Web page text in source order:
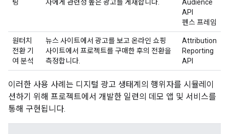
팅
자에게 관련성 높은 광고를 게재합니다.
Audience
API
펜스 프레임
원터치
전환 기
여 분석
뉴스 사이트에서 광고를 보고 온라인 쇼핑
사이트에서 프로젝트를 구매한 후의 전환을
측정합니다.
Attribution
Reporting
API
이러한 사용 사례는 디지털 광고 생태계의 행위자를 시뮬레이
션하기 위해 프로젝트에서 개발한 일련의 데모 앱 및 서비스를
통해 구현됩니다.